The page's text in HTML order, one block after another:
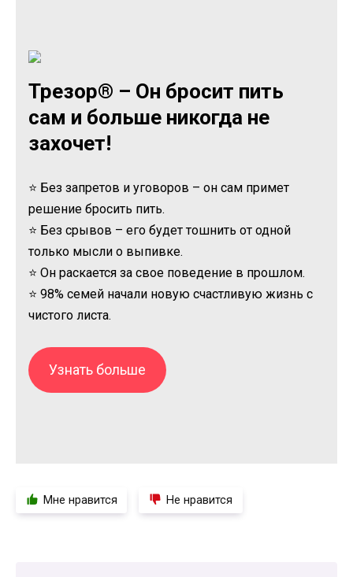
Трезор® – Он бросит пить
сам и больше никогда не
захочет!
⭐ Без запретов и уговоров – он сам примет
решение бросить пить.
⭐ Без срывов – его будет тошнить от одной
только мысли о выпивке.
⭐ Он раскается за свое поведение в прошлом.
⭐ 98% семей начали новую счастливую жизнь с
чистого листа.
Узнать больше
Мне нравится Не нравится